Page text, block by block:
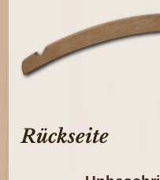
Rückseite